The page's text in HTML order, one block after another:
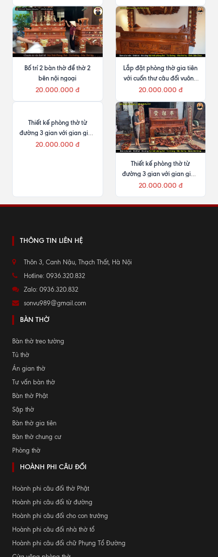
Bố trí 2 bàn thờ để thờ 2
bên nội ngoại
20.000.000 đ
Lắp đặt phòng thờ gia tiên
với cuốn thư câu đối vuông
theo chiều cao 2,4 m
20.000.000 đ
Thiết kế phòng thờ từ
đường 3 gian với gian giữa
2,28m
20.000.000 đ
Thiết kế phòng thờ từ
đường 3 gian với gian giữa
2,23m
20.000.000 đ
THÔNG TIN LIÊN HỆ
Thôn 3, Canh Nậu, Thạch Thất, Hà Nội
Hotline: 0936.320.832
Zalo: 0936.320.832
sonvu989@gmail.com
BÀN THỜ
Bàn thờ treo tường
Tủ thờ
Án gian thờ
Tư vấn bàn thờ
Bàn thờ Phật
Sập thờ
Bàn thờ gia tiên
Bàn thờ chung cư
Phòng thờ
HOÀNH PHI CÂU ĐỐI
Hoành phi câu đối thờ Phật
Hoành phi câu đối từ đường
Hoành phi câu đối cho con trưởng
Hoành phi câu đối nhà thờ tổ
Hoành phi câu đối chữ Phụng Tổ Đường